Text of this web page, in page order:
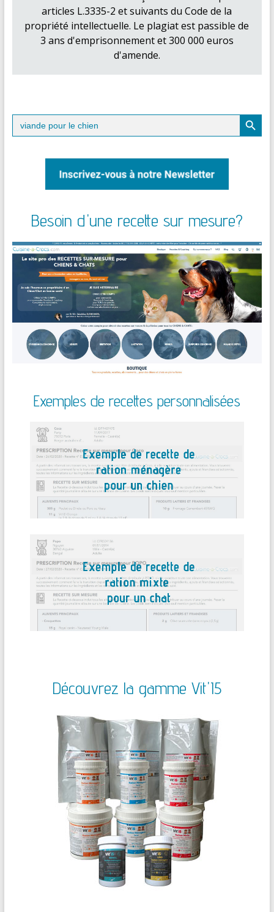
articles L.3335-2 et suivants du Code de la
propriété intellectuelle. Le plagiat est passible de
3 ans d'emprisonnement et 300 000 euros
d'amende.
Search
for:
Search Button
Besoin d'une recette sur mesure?
Exemples de recettes personnalisées
Découvrez la gamme Vit'I5